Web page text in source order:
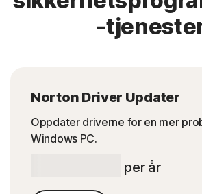
-
Norton Driver Updater
Oppdater driverne for en mer
Windows PC.
per år